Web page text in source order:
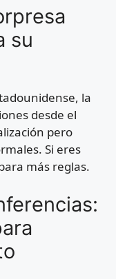
su
la
desde el
pero
Si eres
más reglas.